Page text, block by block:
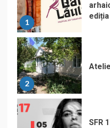
1
ediția
2
SFR